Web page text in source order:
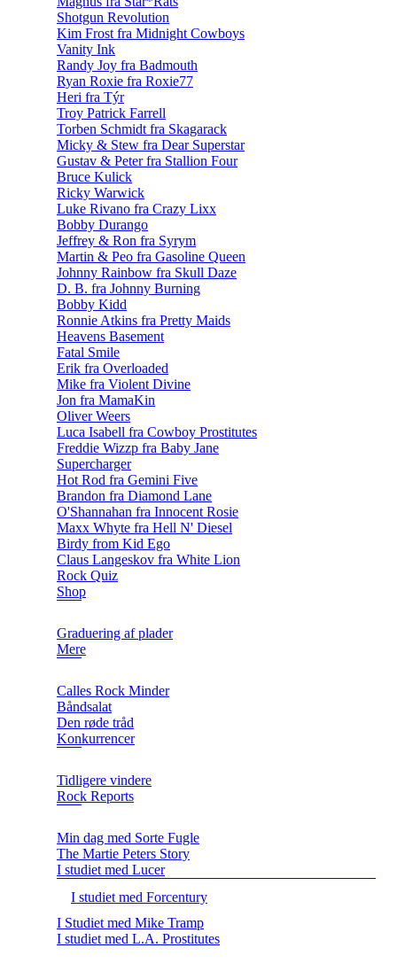
Shotgun Revolution
Kim Frost fra Midnight Cowboys
Vanity Ink
Randy Joy fra Badmouth
Ryan Roxie fra Roxie77
Heri fra Týr
Troy Patrick Farrell
Torben Schmidt fra Skagarack
Micky & Stew fra Dear Superstar
Gustav & Peter fra Stallion Four
Bruce Kulick
Ricky Warwick
Luke Rivano fra Crazy Lixx
Bobby Durango
Jeffrey & Ron fra Syrym
Martin & Peo fra Gasoline Queen
Johnny Rainbow fra Skull Daze
D. B. fra Johnny Burning
Bobby Kidd
Ronnie Atkins fra Pretty Maids
Heavens Basement
Fatal Smile
Erik fra Overloaded
Mike fra Violent Divine
Jon fra MamaKin
Oliver Weers
Luca Isabell fra Cowboy Prostitutes
Freddie Wizzp fra Baby Jane
Supercharger
Hot Rod fra Gemini Five
Brandon fra Diamond Lane
O'Shannahan fra Innocent Rosie
Maxx Whyte fra Hell N' Diesel
Birdy from Kid Ego
Claus Langeskov fra White Lion
Rock Quiz
Shop
Graduering af plader
Mere
Calles Rock Minder
Båndsalat
Den røde tråd
Konkurrencer
Tidligere vindere
Rock Reports
Min dag med Sorte Fugle
The Martie Peters Story
I studiet med Lucer
I studiet med Forcentury
I Studiet med Mike Tramp
I studiet med L.A. Prostitutes